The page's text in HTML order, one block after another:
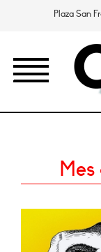
Plaza San